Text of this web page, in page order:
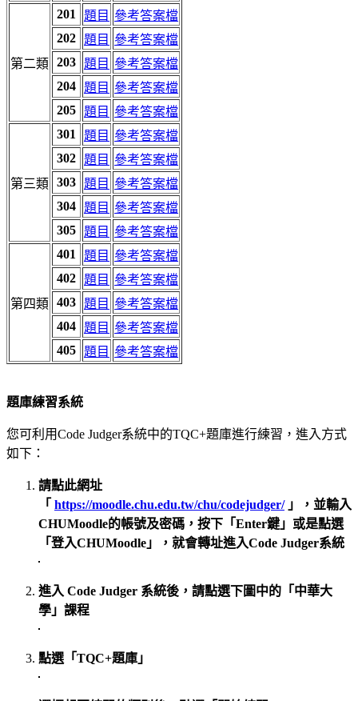
第二類
201 題目 參考答案檔
202 題目 參考答案檔
203 題目 參考答案檔
204 題目 參考答案檔
205 題目 參考答案檔
第三類
301 題目 參考答案檔
302 題目 參考答案檔
303 題目 參考答案檔
304 題目 參考答案檔
305 題目 參考答案檔
第四類
401 題目 參考答案檔
402 題目 參考答案檔
403 題目 參考答案檔
404 題目 參考答案檔
405 題目 參考答案檔
題庫練習系統
您可利用Code Judger系統中的TQC+題庫進行練習，進入方式
如下：
請點此網址
「 https://moodle.chu.edu.tw/chu/codejudger/」，並輸入
CHUMoodle的帳號及密碼，按下「Enter鍵」或是點選
「登入CHUMoodle」，就會轉址進入Code Judger系統
進入 Code Judger 系統後，請點選下圖中的「中華大
學」課程
點選「TQC+題庫」